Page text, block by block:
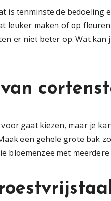
is tenminste de bedoeling
leuker maken of op
er niet beter op. Wat kan
gaat kiezen, maar je
een gehele grote bak
bloemenzee met